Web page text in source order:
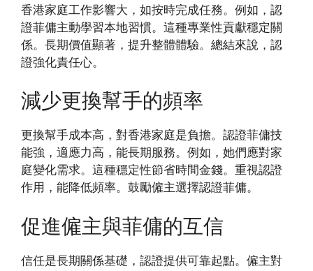
香港家庭工作影響大，如按時完成任務。例如，認
證菲傭主動學習本地習慣。這種專業性貢獻穩定關
係。長期價值顯著，提升整體體驗。總結來說，認
證強化責任心。
減少更換幫手的頻率
更換幫手成本高，對香港家庭是負擔。認證菲傭技
能強，適應力高，能長期服務。例如，她們應對家
庭變化需求。這種穩定性節省時間金錢。重視認證
作用，能降低頻率。鼓勵僱主選擇認證菲傭。
促進僱主與菲傭的互信
信任是長期關係基礎，認證提供可靠起點。僱主對